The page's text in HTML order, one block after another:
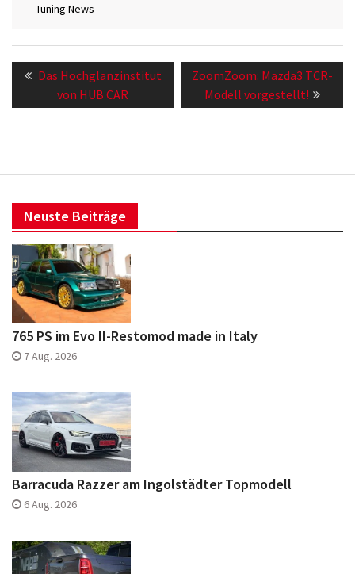
Tuning News
Previous
post:
Das Hochglanzinstitut
von HUB CAR
Next
post:
ZoomZoom: Mazda3 TCR-
Modell vorgestellt!
Neuste Beiträge
765 PS im Evo II-Restomod made in Italy
7 Aug. 2026
Barracuda Razzer am Ingolstädter Topmodell
6 Aug. 2026